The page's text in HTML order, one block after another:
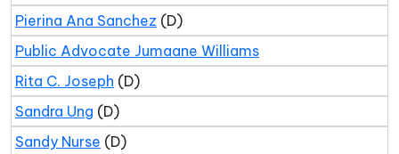
Pierina Ana Sanchez (D)
Public Advocate Jumaane Williams
Rita C. Joseph (D)
Sandra Ung (D)
Sandy Nurse (D)